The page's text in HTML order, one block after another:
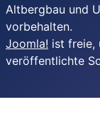
Altbergbau und
vorbehalten.
Joomla! ist freie,
veröffentlichte